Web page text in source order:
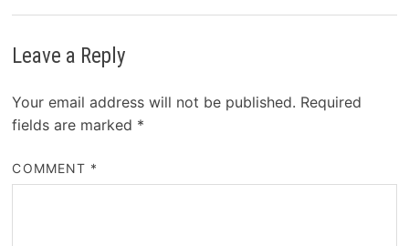
Leave a Reply
Your email address will not be published. Required
fields are marked *
COMMENT *